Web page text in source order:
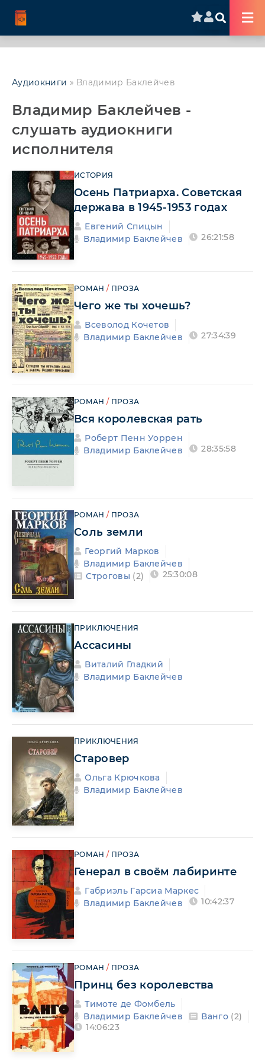
Аудиокниги » Владимир Баклейчев
Владимир Баклейчев -
слушать аудиокниги
исполнителя
ИСТОРИЯ
Осень Патриарха. Советская
держава в 1945-1953 годах
Евгений Спицын
Владимир Баклейчев
26:21:58
РОМАН / ПРОЗА
Чего же ты хочешь?
Всеволод Кочетов
Владимир Баклейчев
27:34:39
РОМАН / ПРОЗА
Вся королевская рать
Роберт Пенн Уоррен
Владимир Баклейчев
28:35:58
РОМАН / ПРОЗА
Соль земли
Георгий Марков
Владимир Баклейчев
Строговы (2) 25:30:08
ПРИКЛЮЧЕНИЯ
Ассасины
Виталий Гладкий
Владимир Баклейчев
ПРИКЛЮЧЕНИЯ
Старовер
Ольга Крючкова
Владимир Баклейчев
РОМАН / ПРОЗА
Генерал в своём лабиринте
Габриэль Гарсиа Маркес
Владимир Баклейчев
10:42:37
РОМАН / ПРОЗА
Принц без королевства
Тимоте де Фомбель
Владимир Баклейчев
Ванго (2)
14:06:23